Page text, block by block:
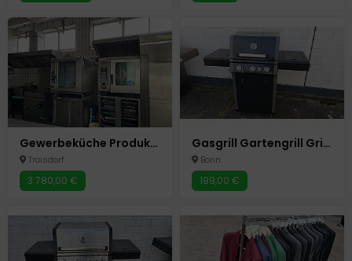
Gewerbeküche Produktionsküche Bäckerei Backstube Cateringküche Küche Mietküche Kühlhaus Ladenlokal
Troisdorf
3.780,00 €
Gasgrill Gartengrill Grillwagen Grillstation Gasherd / 4 Brenner
Bonn
199,00 €